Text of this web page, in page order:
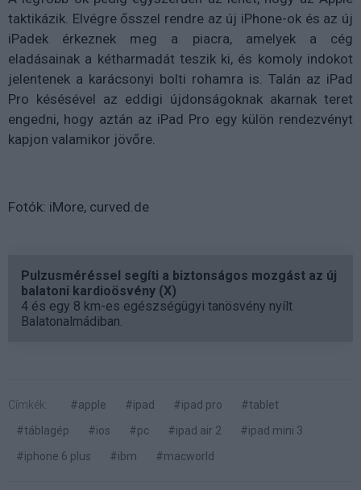
taktikázik. Elvégre ősszel rendre az új iPhone-ok és az új
iPadek érkeznek meg a piacra, amelyek a cég
eladásainak a kétharmadát teszik ki, és komoly indokot
jelentenek a karácsonyi bolti rohamra is. Talán az iPad
Pro késésével az eddigi újdonságoknak akarnak teret
engedni, hogy aztán az iPad Pro egy külön rendezvényt
kapjon valamikor jövőre.
Fotók: iMore, curved.de
Pulzusméréssel segíti a biztonságos mozgást az új
balatoni kardioösvény (X)
4 és egy 8 km-es egészségügyi tanösvény nyílt
Balatonalmádiban.
Címkék: #apple #ipad #ipad pro
#tablet
#táblagép
#ios #pc #ipad air 2
#ipad mini 3
#iphone 6 plus
#ibm #macworld